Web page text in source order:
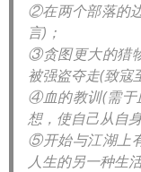
②在两个部落的
言)；
③贪图更大的猎
被强盗夺走(致寇
④血的教训(需于
想，使自己从自
⑤开始与江湖上
人生的另一种生